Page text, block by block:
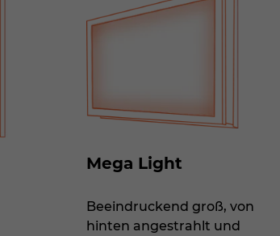
Mega Light
Beeindruckend groß, von
hinten angestrahlt und